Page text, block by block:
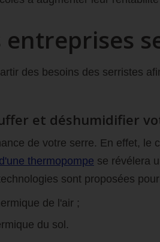
des besoins des serristes
et déshumidifier
de votre serre. En effet, le
thermopompe se révélera
sont proposées
de l'air ;
du sol.